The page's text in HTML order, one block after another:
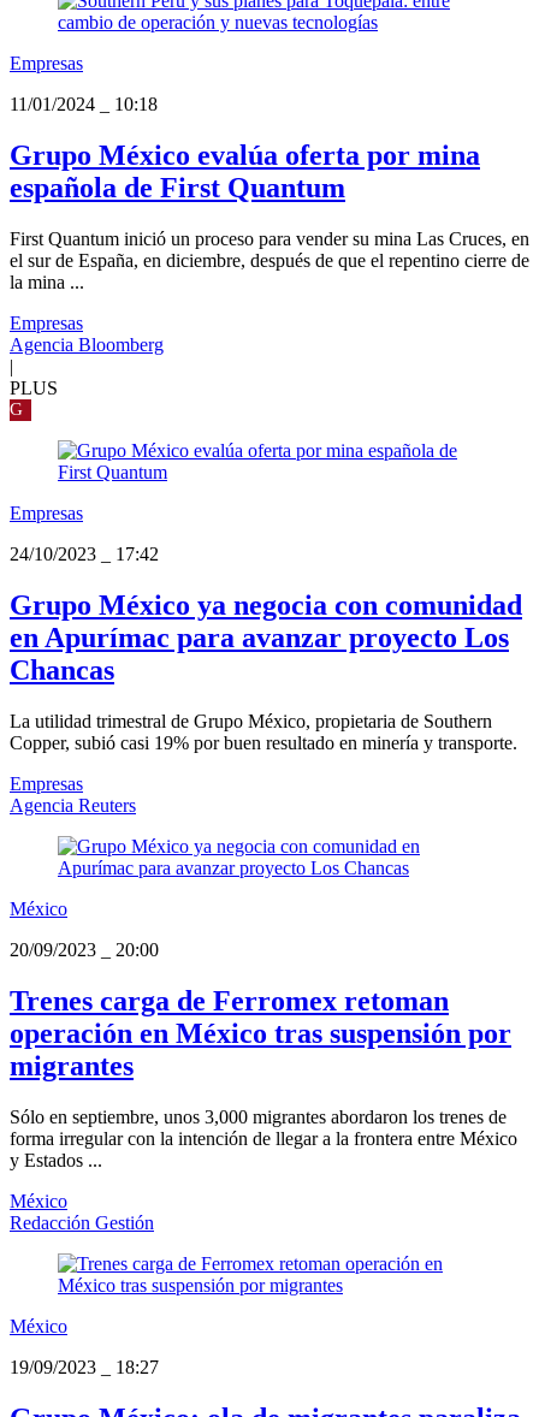
Empresas
11/01/2024
10:18
Grupo México evalúa oferta por mina
española de First Quantum
First Quantum inició un proceso para vender su mina Las Cruces, en
el sur de España, en diciembre, después de que el repentino cierre de
la mina ...
Empresas
Agencia Bloomberg
|
PLUS
G
Empresas
24/10/2023
17:42
Grupo México ya negocia con comunidad
en Apurímac para avanzar proyecto Los
Chancas
La utilidad trimestral de Grupo México, propietaria de Southern
Copper, subió casi 19% por buen resultado en minería y transporte.
Empresas
Agencia Reuters
México
20/09/2023
20:00
Trenes carga de Ferromex retoman
operación en México tras suspensión por
migrantes
Sólo en septiembre, unos 3,000 migrantes abordaron los trenes de
forma irregular con la intención de llegar a la frontera entre México
y Estados ...
México
Redacción Gestión
México
19/09/2023
18:27